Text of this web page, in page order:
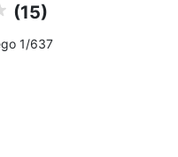
(15)
1/637